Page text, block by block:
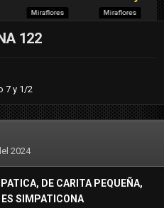
122
7 y 1/2
2024
DE CARITA PEQUEÑA,
SIMPATICONA